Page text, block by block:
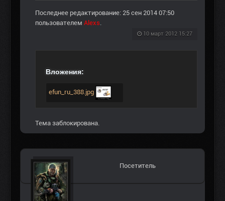
Последнее редактирование: 25 сен 2014 07:50
пользователем Alexs
10 март 2012 15:27
Вложения:
efun_ru_388.jpg
Тема заблокирована.
Посетитель